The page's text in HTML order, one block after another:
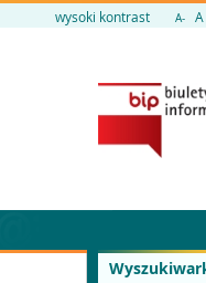
wysoki kontrast A- A